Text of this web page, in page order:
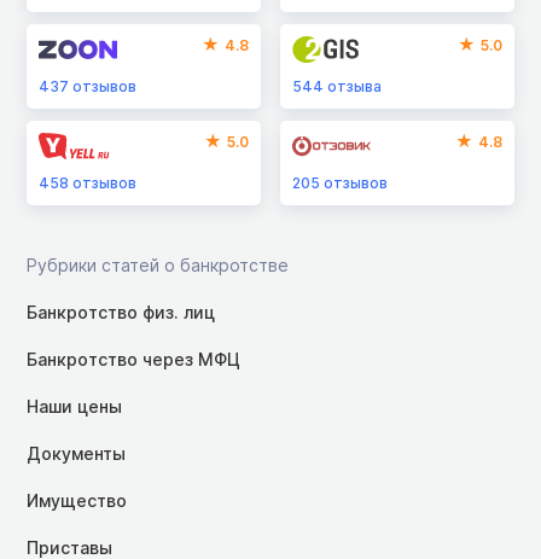
4.8
437 отзывов
5.0
544отзыва
5.0
458 отзывов
4.8
205отзывов
Рубрики статей о банкротстве
Банкротство физ. лиц
Банкротство через МФЦ
Наши цены
Документы
Имущество
Приставы